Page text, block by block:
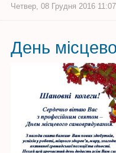
Четвер, 08 Грудня 2016
День